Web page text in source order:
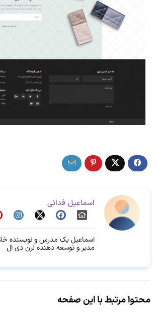
اسماعیل فدائی
اسماعیل یک مدرس و نویسنده
مدیر و توسعه دهنده لرن دی ال
محتوا مرتبط با این صفحه